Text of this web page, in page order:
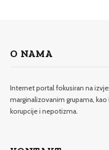
O NAMA
Internet portal fokusiran na
marginalizovanim grupama,
korupcije i nepotizma.